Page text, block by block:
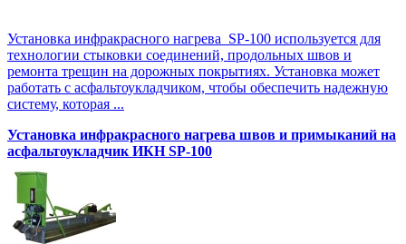
Установка инфракрасного нагрева SP-100 используется для
технологии стыковки соединений, продольных швов и
ремонта трещин на дорожных покрытиях. Установка может
работать с асфальтоукладчиком, чтобы обеспечить надежную
систему, которая ...
Установка инфракрасного нагрева швов и примыканий на
асфальтоукладчик ИКН SP-100